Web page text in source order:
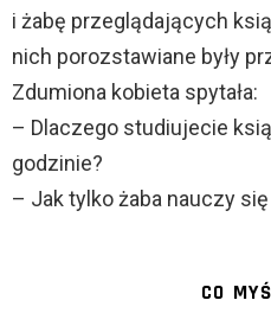
i żabę przeglądających
nich porozstawiane były
Zdumiona kobieta spytała:
– Dlaczego studiujecie
godzinie?
– Jak tylko żaba nauczy
CO